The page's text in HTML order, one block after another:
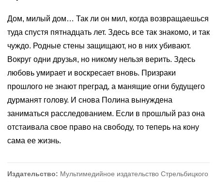
Дом, милый дом… Так ли он мил, когда возвращаешься
туда спустя пятнадцать лет. Здесь все так знакомо, и так
чуждо. Родные стены защищают, но в них убивают.
Вокруг одни друзья, но никому нельзя верить. Здесь
любовь умирает и воскресает вновь. Призраки
прошлого не знают преград, а манящие огни будущего
дурманят голову. И снова Полина вынуждена
заниматься расследованием. Если в прошлый раз она
отстаивала свое право на свободу, то теперь на кону
сама ее жизнь.
Издательство: Мультимедийное издательство Стрельбицкого